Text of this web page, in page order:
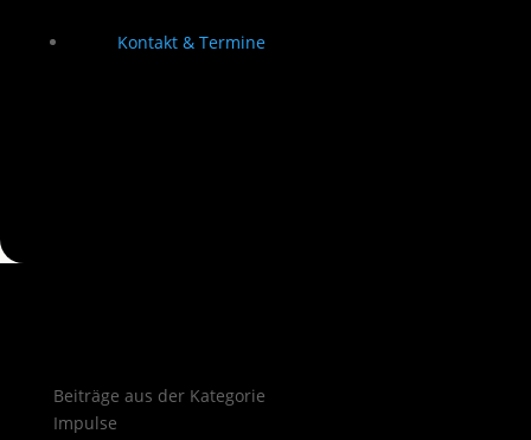
Kontakt & Termine
Beiträge aus der Kategorie
Impulse